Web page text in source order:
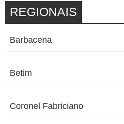
REGIONAIS
Barbacena
Betim
Coronel Fabriciano